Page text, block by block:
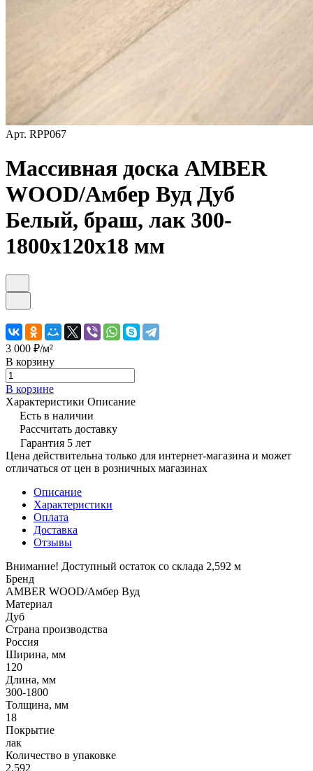
Арт. RPP067
Массивная доска AMBER
WOOD/Амбер Вуд Дуб
Белый, браш, лак 300-
1800х120х18 мм
3 000 ₽/м²
В корзину
В корзине
Характеристики Описание
Есть в наличии
Рассчитать доставку
Гарантия 5 лет
Цена действительна только для интернет-магазина и может
отличаться от цен в розничных магазинах
Описание
Характеристики
Оплата
Доставка
Отзывы
Внимание! Доступный остаток со склада 2,592 м
Бренд
AMBER WOOD/Амбер Вуд
Материал
Дуб
Страна производства
Россия
Ширина, мм
120
Длина, мм
300-1800
Толщина, мм
18
Покрытие
лак
Количество в упаковке
2.592